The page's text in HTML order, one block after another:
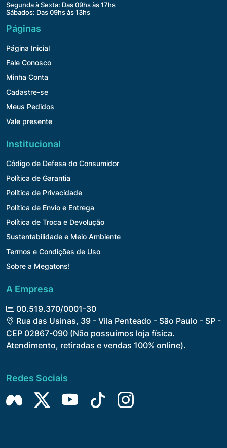
Segunda à Sexta: Das 09hs às 17hs
Sábados: Das 09hs às 13hs
Páginas
Página Inicial
Fale Conosco
Minha Conta
Cadastre-se
Meus Pedidos
Vale presente
Institucional
Código de Defesa do Consumidor
Política de Garantia
Política de Privacidade
Política de Envio e Entrega
Política de Troca e Devolução
Sustentabilidade e Meio Ambiente
Termos e Condições de Uso
Sobre a Megatons!
A Empresa
00.519.370/0001-30
Rua das Usinas, 39 - Vila Penteado - São Paulo -
SP - CEP 02867-090 (Não possuímos loja física.
Atendimento, retiradas e vendas 100% online).
Redes Sociais